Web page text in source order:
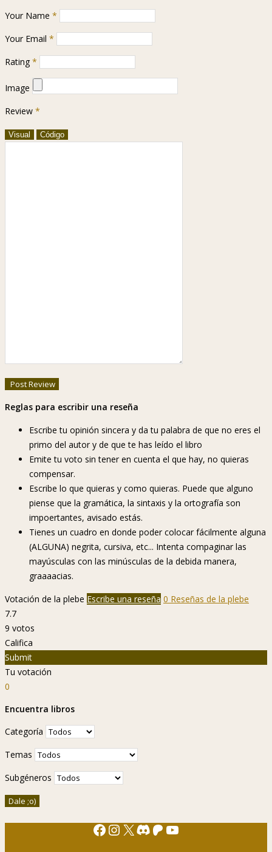
Your Name *
Your Email *
Rating *
Image
Review *
Visual Código
Reglas para escribir una reseña
Escribe tu opinión sincera y da tu palabra de que no eres el
primo del autor y de que te has leído el libro
Emite tu voto sin tener en cuenta el que hay, no quieras
compensar.
Escribe lo que quieras y como quieras. Puede que alguno
piense que la gramática, la sintaxis y la ortografía son
impoertantes, avisado estás.
Tienes un cuadro en donde poder colocar fácilmente alguna
(ALGUNA) negrita, cursiva, etc... Intenta compaginar las
mayúsculas con las minúsculas de la debida manera,
graaaacias.
Votación de la plebe Escribe una reseña 0 Reseñas de la plebe
7.7
9 votos
Califica
Submit
Tu votación
0
Encuentra libros
Categoría
Temas
Subgéneros
Facebook
Instagram
X Discord
Patreon
YouTube